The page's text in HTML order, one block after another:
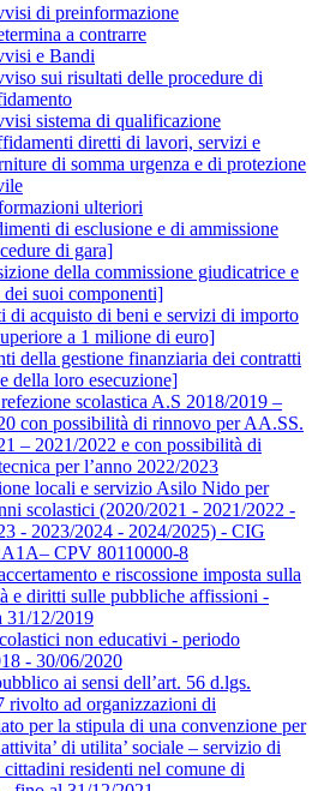
di preinformazione
a contrarre
e Bandi
sui risultati delle procedure di
sistema di qualificazione
diretti di lavori, servizi e
di somma urgenza e di protezione
ulteriori
di esclusione e di ammissione
di gara]
della commissione giudicatrice e
suoi componenti]
di acquisto di beni e servizi di importo
a 1 milione di euro]
della gestione finanziaria dei contratti
della loro esecuzione]
scolastica A.S 2018/2019 –
con possibilità di rinnovo per AA.SS.
– 2021/2022 e con possibilità di
per l’anno 2022/2023
locali e servizio Asilo Nido per
scolastici (2020/2021 - 2021/2022 -
- 2023/2024 - 2024/2025) - CIG
CPV 80110000-8
e riscossione imposta sulla
e diritti sulle pubbliche affissioni -
31/12/2019
non educativi - periodo
- 30/06/2020
ai sensi dell’art. 56 d.lgs.
rivolto ad organizzazioni di
per la stipula di una convenzione per
di utilita’ sociale – servizio di
cittadini residenti nel comune di